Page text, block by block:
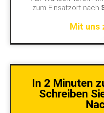
zum Einsatzort nach
Mit uns
In 2 Minuten
Schreiben